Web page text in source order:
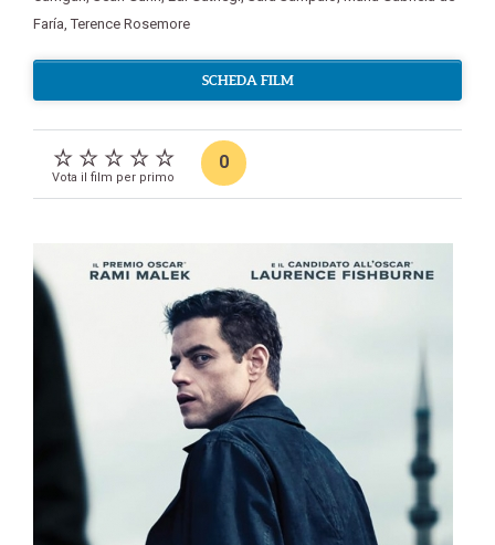
Faría,Terence Rosemore
SCHEDA FILM
Vota il film per primo
0